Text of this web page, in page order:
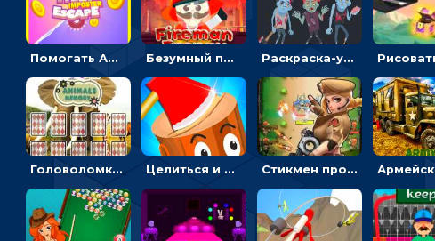
Помогать Амонг Ас бежать из комнаты через преграды - приключения Безумный пожарный: направлять шланг, чтобы тушить горящие бревна Раскраска-ужастик: разукрась зомби и скелетов
Головоломка с животными: переворачивать карточки, чтобы находить пару Целиться и метать топор в 3D мишени Стикмен против Зомби: стрелять в зомби и развивать воина